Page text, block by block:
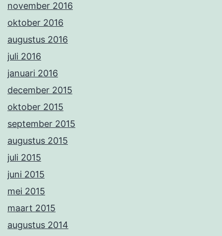
november 2016
oktober 2016
augustus 2016
juli 2016
januari 2016
december 2015
oktober 2015
september 2015
augustus 2015
juli 2015
juni 2015
mei 2015
maart 2015
augustus 2014